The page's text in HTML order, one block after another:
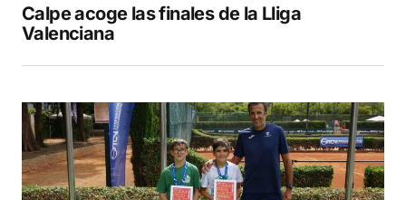
Calpe acoge las finales de la Lliga
Valenciana